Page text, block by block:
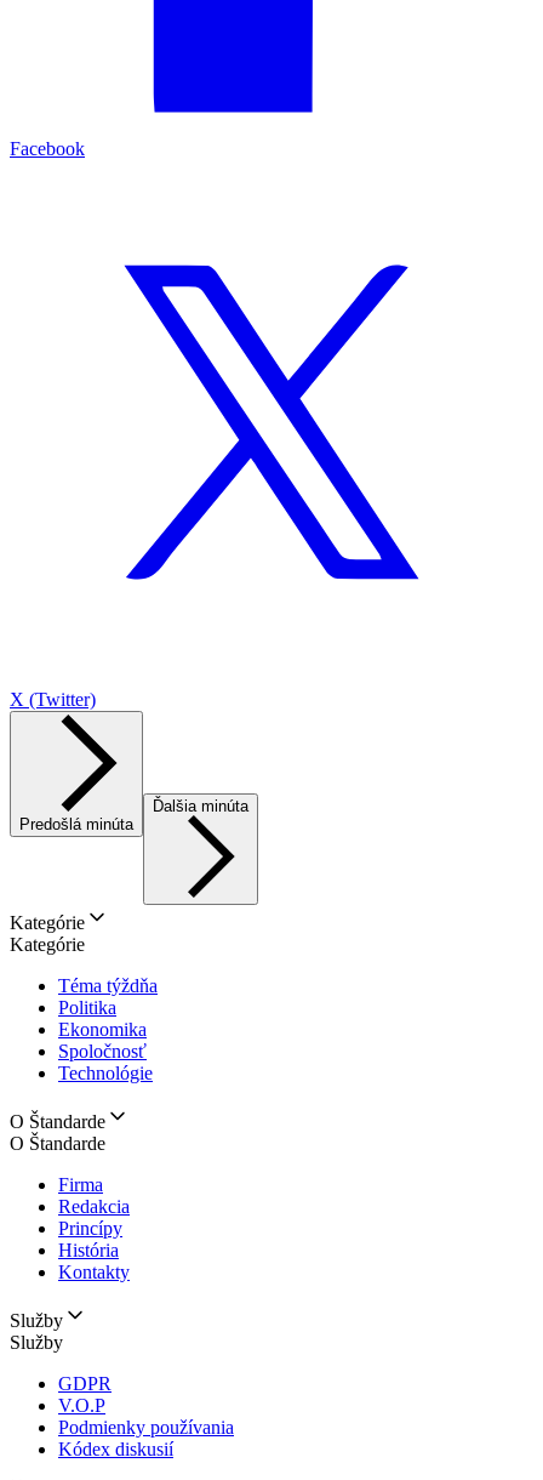
Facebook
X (Twitter)
Predošlá minúta
Ďalšia minúta
Kategórie
Kategórie
Téma týždňa
Politika
Ekonomika
Spoločnosť
Technológie
O Štandarde
O Štandarde
Firma
Redakcia
Princípy
História
Kontakty
Služby
Služby
GDPR
V.O.P
Podmienky používania
Kódex diskusií